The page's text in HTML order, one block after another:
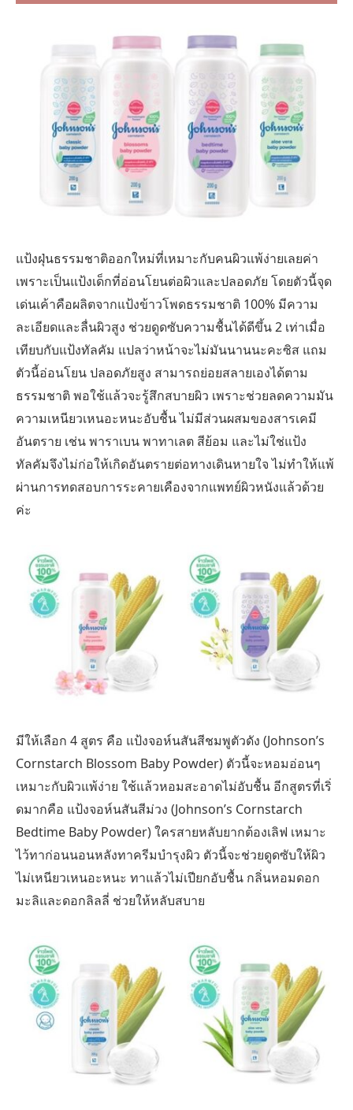
แป้งฝุ่นธรรมชาติออกใหม่ที่เหมาะกับคนผิวแพ้ง่ายเลยค่า
เพราะเป็นแป้งเด็กที่อ่อนโยนต่อผิวและปลอดภัย โดยตัวนี้จุด
เด่นเค้าคือผลิตจากแป้งข้าวโพดธรรมชาติ 100% มีความ
ละเอียดและลื่นผิวสูง ช่วยดูดซับความชื้นได้ดีขึ้น 2 เท่าเมื่อ
เทียบกับแป้งทัลคัม แปลว่าหน้าจะไม่มันนานนะคะซิส แถม
ตัวนี้อ่อนโยน ปลอดภัยสูง สามารถย่อยสลายเองได้ตาม
ธรรมชาติ พอใช้แล้วจะรู้สึกสบายผิว เพราะช่วยลดความมัน
ความเหนียวเหนอะหนะอับชื้น ไม่มีส่วนผสมของสารเคมี
อันตราย เช่น พาราเบน พาทาเลต สีย้อม และไม่ใช่แป้ง
ทัลคัมจึงไม่ก่อให้เกิดอันตรายต่อทางเดินหายใจ ไม่ทำให้แพ้
ผ่านการทดสอบการระคายเคืองจากแพทย์ผิวหนังแล้วด้วย
ค่ะ
มีให้เลือก 4 สูตร คือ แป้งจอห์นสันสีชมพูตัวดัง (Johnson’s
Cornstarch Blossom Baby Powder) ตัวนี้จะหอมอ่อนๆ
เหมาะกับผิวแพ้ง่าย ใช้แล้วหอมสะอาดไม่อับชื้น อีกสูตรที่เริ่
ดมากคือ แป้งจอห์นสันสีม่วง (Johnson’s Cornstarch
Bedtime Baby Powder) ใครสายหลับยากต้องเลิฟ เหมาะ
ไว้ทาก่อนนอนหลังทาครีมบำรุงผิว ตัวนี้จะช่วยดูดซับให้ผิว
ไม่เหนียวเหนอะหนะ ทาแล้วไม่เปียกอับชื้น กลิ่นหอมดอก
มะลิและดอกลิลลี่ ช่วยให้หลับสบาย